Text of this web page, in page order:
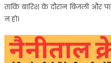
ताकि बारिश के दौरान बिजली और
न हो।